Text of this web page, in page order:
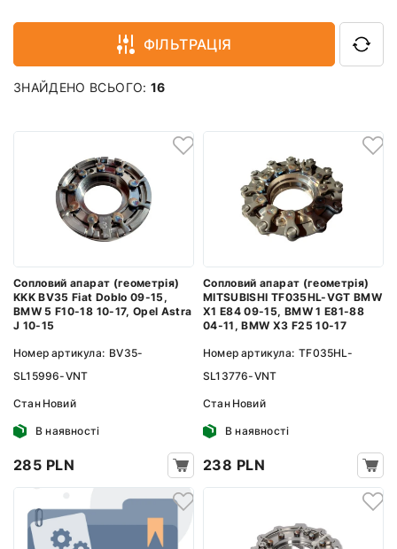
ФІЛЬТРАЦІЯ
ЗНАЙДЕНО ВСЬОГО: 16
Сопловий апарат (геометрія)
KKK BV35 Fiat Doblo 09-15,
BMW 5 F10-18 10-17, Opel Astra
J 10-15
Номер артикула: BV35-
SL15996-VNT
Стан Новий
В наявності
285 PLN
Сопловий апарат (геометрія)
MITSUBISHI TF035HL-VGT BMW
X1 E84 09-15, BMW 1 E81-88
04-11, BMW X3 F25 10-17
Номер артикула: TF035HL-
SL13776-VNT
Стан Новий
В наявності
238 PLN